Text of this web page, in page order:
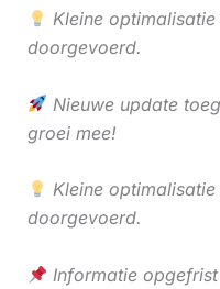
Kleine
doorgevoerd.
Nieuwe update
groei mee!
Kleine
doorgevoerd.
Informatie